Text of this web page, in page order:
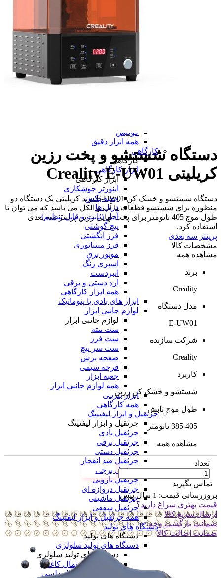
پرگار صنعتی
پوزیشنر
پوزیشنر الکتروپنوماتیکی
پوزیشنر پنوماتیکی
همه پوزیشنر
کولیس
همه ابزار دقیق
کارگاهی
کارگاهی
ابزار کارگاهی
ابزار کارگاهی
اینورتر جوشکاری
جعبه بکس
دریل ها
آچار (ثابت و قابل تنظیم)
پیچ گوشتی
فرز انگشتی
فرز مینیاتوری
موتور برق
اسپری رنگ
انبردست
اره دستی و برقی
همه ابزار کارگاهی
ابزار های بادی یا پنوماتیک
لوازم جانبی ابزار
لوازم جانبی ابزار
ست مته
ست فرز
ست سر پیچ
صفحه برش
فرچه سیمی
جعبه ابزار
همه لوازم جانبی ابزار
ابزار بنزینی
همه کارگاهی
جرثقیل و ابزار لیفتینگ
جرثقیل و ابزار لیفتینگ
جرثقیل بادی
جرثقیل برقی
جرثقیل دستی
جرثقیل ضد انفجار
جرثقیل برجی
جرثقیل بازویی
جرثقیل دروازه ای
جرثقیل ماشینی
جرثقیل سقفی
همه جرثقیل و ابزار لیفتینگ
دستگاه های تولید
دستگاه های تولید
دستگاه های تولید سلولزی
دستگاه های تولید سلولزی
خط تولید دستمال کاغذی
خط تولید دستمال دلسی
دستگاه شستشو و پخت رزین
کریلیتی Creality E-UW01
دستگاه شستشو و خشک کن E-UW01 برند کریلیتی یک دستگاه دو
منظوره برای شستشو قطعات با آب و الکل می باشد که می توان تا
طول موج 405 نانومتر برای پخت نهایی رزین پرینتر سه بعدی
استفاده کرد.
پرینتر سه بعدی
مشخصات کالا
مشاهده همه
برند
Creality
مدل دستگاه
E-UW01
شرکت سازنده
Creality
کاربرد
شستشو و خشک کن رزین
طول موج تابش
385-405 نانومتر
مشاهده همه
تعداد
تماس بگیرید
بروزرسانی قیمت: 1 سال پیش
قیمت بهتری سراغ دارید؟
ارسال سریع کالا
ضمانت بازگشت وجه
ضمانت اضالت کالا